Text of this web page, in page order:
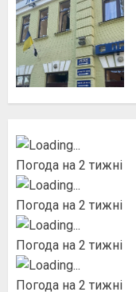
Погода на 2 тижні
Погода на 2 тижні
Погода на 2 тижні
Погода на 2 тижні